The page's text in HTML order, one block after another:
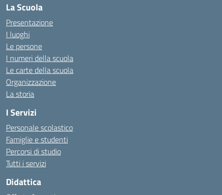
La Scuola
Presentazione
I luoghi
Le persone
I numeri della scuola
Le carte della scuola
Organizzazione
La storia
I Servizi
Personale scolastico
Famiglie e studenti
Percorsi di studio
Tutti i servizi
Didattica